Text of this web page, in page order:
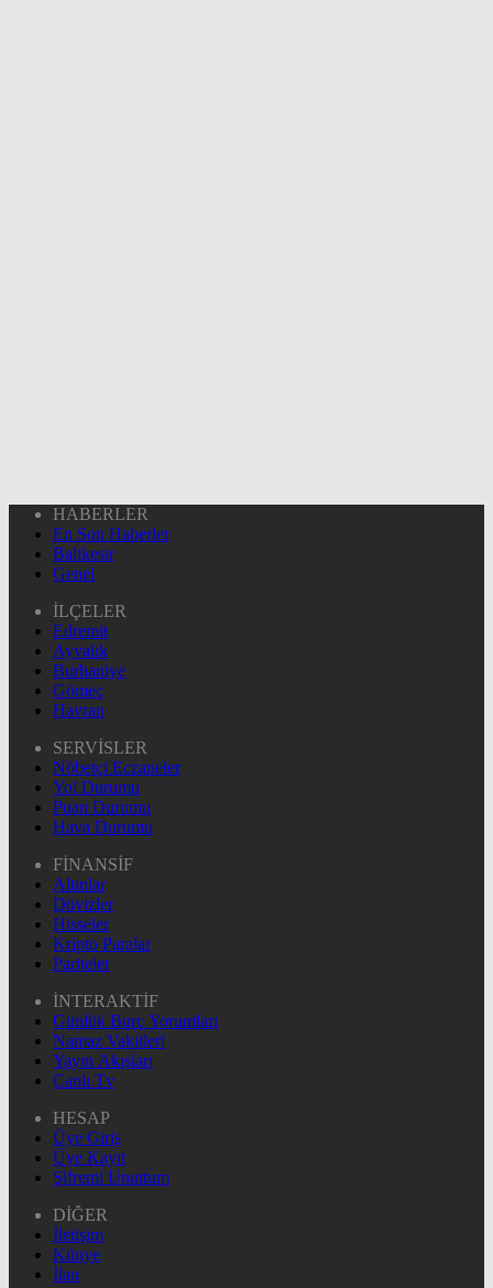
HABERLER
En Son Haberler
Balıkesir
Genel
İLÇELER
Edremit
Ayvalık
Burhaniye
Gömeç
Havran
SERVİSLER
Nöbetçi Eczaneler
Yol Durumu
Puan Durumu
Hava Durumu
FİNANSİF
Altınlar
Dövizler
Hisseler
Kripto Paralar
Pariteler
İNTERAKTİF
Günlük Burç Yorumları
Namaz Vakitleri
Yayın Akışları
Canlı Tv
HESAP
Üye Giriş
Üye Kayıt
Şifremi Unuttum
DİĞER
İletişim
Künye
İlan